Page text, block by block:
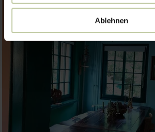
Ablehnen